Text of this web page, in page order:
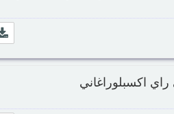
راي اكسبلوراغاني